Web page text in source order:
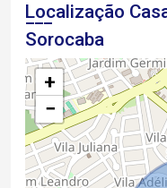
Localização
Sorocaba
+
−